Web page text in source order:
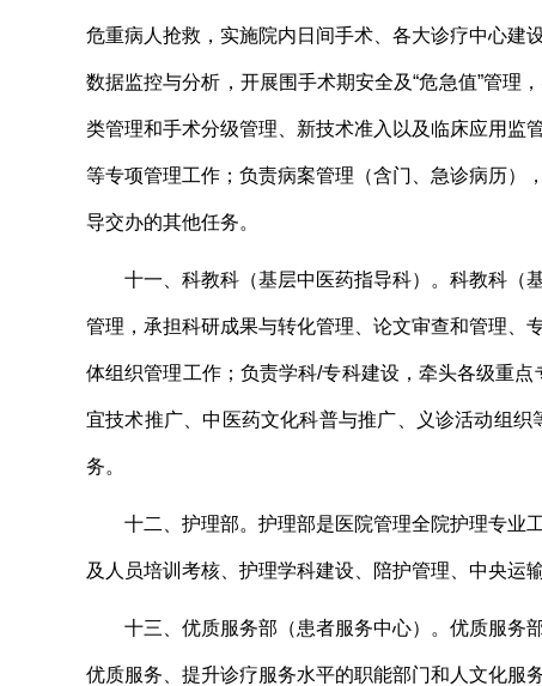
危重病人抢救，实施院内日间手术、各大诊疗中心建
数据监控与分析，开展围手术期安全及“危急值”管理
类管理和手术分级管理、新技术准入以及临床应用监
等专项管理工作；负责病案管理（含门、急诊病历）
导交办的其他任务。
十一 科教科（基层中医药指导科）。 科教科（
管理，承担科研成果与转化管理、论文审查和管理、
体组织管理工作；负责学科/专科建设，牵头各级重
宜技术推广、中医药文化科普与推广、 义诊活动组织
务。
十二 护理部。 护理部是医院管理全院护理专业
及人员培训考核、护理学科建设、陪护管理、中央运
十三 优质服务部（患者服务中心）。 优质服务
优质服务、提升诊疗服务水平的职能部门和人文化服